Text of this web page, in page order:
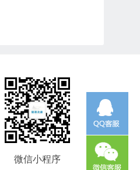
微信小程序